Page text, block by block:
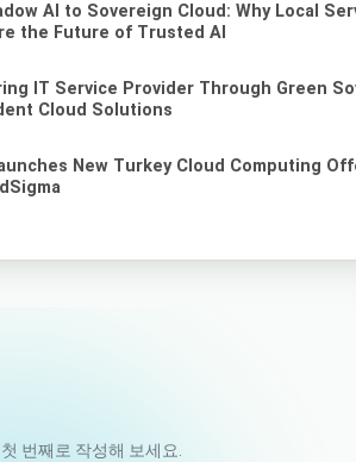
AI to Sovereign Cloud: Why Local
the Future of Trusted AI
IT Service Provider Through Green
Cloud Solutions
New Turkey Cloud Computing
번째로 작성해 보세요.